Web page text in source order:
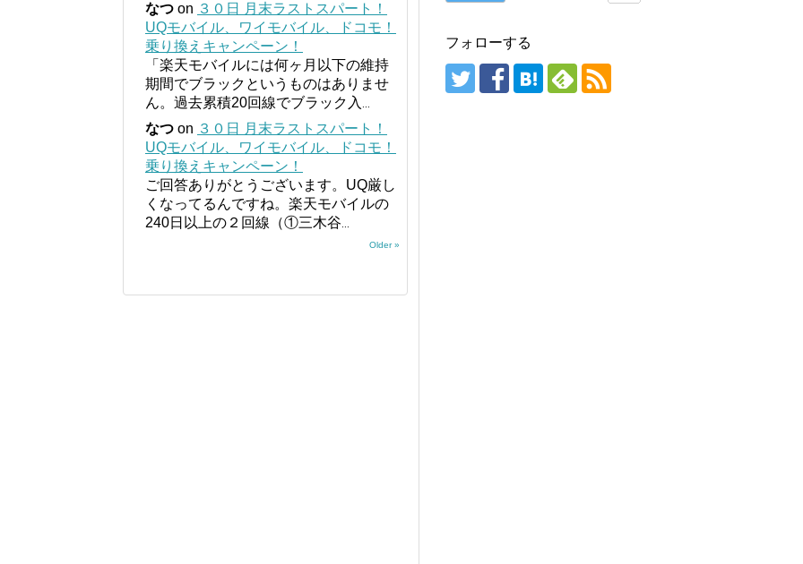
フォローする
なつ on ３０日 月末ラストスパート！
UQモバイル、ワイモバイル、ドコモ！
乗り換えキャンペーン！
「楽天モバイルには何ヶ月以下の維持
期間でブラックというものはありませ
ん。過去累積20回線でブラック入
なつ on ３０日 月末ラストスパート！
UQモバイル、ワイモバイル、ドコモ！
乗り換えキャンペーン！
ご回答ありがとうございます。UQ厳し
くなってるんですね。楽天モバイルの
240日以上の２回線（①三木谷
Older »